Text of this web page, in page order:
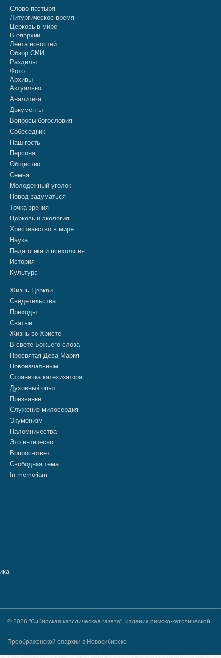
Слово пастыря
Литургическое время
Церковь в мире
В епархии
Лента новостей
Обзор СМИ
Разделы
Фото
Архивы
Актуально
Аналитика
Документы
Вопросы богословия
Собеседник
Наш гость
Персона
Общество
Семья
Молодежный уголок
Повод задуматься
Точка зрения
Церковь и экология
Христианство в мире
Наука
Педагогика и психология
История
Культура
Жизнь Церкви
Свидетельства
Приходы
Святые
Жизнь во Христе
В свете Божьего слова
Пресвятая Дева Мария
Новоначальным
Страничка катехизатора
Духовный опыт
Призвание
Служение милосердия
Экуменизм
Паломничества
Это интересно
Вопрос-ответ
Свободная тема
In memoriam
© 2026 "Сибирская католическая газета", издание римско-католической
Преображенской епархии в Новосибирске